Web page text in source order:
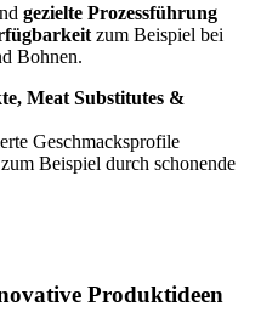
gezielte Prozessführung
zum Beispiel bei
Bohnen.
Meat Substitutes &
Geschmacksprofile
zum Beispiel durch schonende
Produktideen